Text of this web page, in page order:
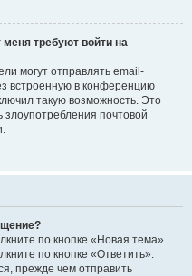
требуют войти на
могут отправлять email-
встроенную в конференцию
такую возможность. Это
злоупотребления почтовой
по кнопке «Новая тема».
по кнопке «Ответить».
прежде чем отправить